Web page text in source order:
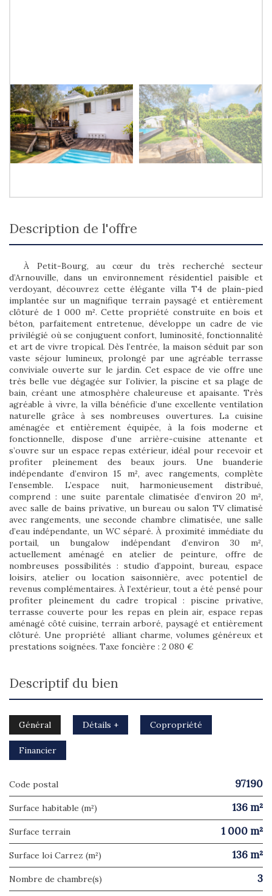
description de l'offre
À Petit-Bourg, au cœur du très recherché secteur
d’Arnouville, dans un environnement résidentiel paisible et
verdoyant, découvrez cette élégante villa T4 de plain-pied
implantée sur un magnifique terrain paysagé et entièrement
clôturé de 1 000 m². Cette propriété construite en bois et
béton, parfaitement entretenue, développe un cadre de vie
privilégié où se conjuguent confort, luminosité, fonctionnalité
et art de vivre tropical. Dès l’entrée, la maison séduit par son
vaste séjour lumineux, prolongé par une agréable terrasse
conviviale ouverte sur le jardin. Cet espace de vie offre une
très belle vue dégagée sur l’olivier, la piscine et sa plage de
bain, créant une atmosphère chaleureuse et apaisante. Très
agréable à vivre, la villa bénéficie d’une excellente ventilation
naturelle grâce à ses nombreuses ouvertures. La cuisine
aménagée et entièrement équipée, à la fois moderne et
fonctionnelle, dispose d’une arrière-cuisine attenante et
s’ouvre sur un espace repas extérieur, idéal pour recevoir et
profiter pleinement des beaux jours. Une buanderie
indépendante d’environ 15 m², avec rangements, complète
l’ensemble. L’espace nuit, harmonieusement distribué,
comprend : une suite parentale climatisée d’environ 20 m²,
avec salle de bains privative, un bureau ou salon TV climatisé
avec rangements, une seconde chambre climatisée, une salle
d’eau indépendante, un WC séparé. À proximité immédiate du
portail, un bungalow indépendant d’environ 30 m²,
actuellement aménagé en atelier de peinture, offre de
nombreuses possibilités : studio d’appoint, bureau, espace
loisirs, atelier ou location saisonnière, avec potentiel de
revenus complémentaires. À l’extérieur, tout a été pensé pour
profiter pleinement du cadre tropical : piscine privative,
terrasse couverte pour les repas en plein air, espace repas
aménagé côté cuisine, terrain arboré, paysagé et entièrement
clôturé. Une propriété alliant charme, volumes généreux et
prestations soignées. Taxe foncière : 2 080 €
descriptif du bien
Général Détails + Copropriété
Financier
Code postal 97190
Surface habitable (m²) 136 m²
surface terrain 1 000 m²
Surface loi Carrez (m²) 136 m²
Nombre de chambre(s)
3